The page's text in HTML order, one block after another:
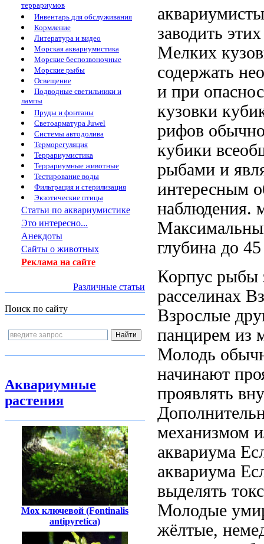
террариумов
Инвентарь для обслуживания
Кормление
Литература и видео
Морская аквариумистика
Морские беспозвоночные
Морские рыбы
Освещение
Подводные светильники и
лампы
Пруды и фонтаны
Светоарматура Juwel
Системы автодолива
Терморегуляция
Террариумистика
Террариумные животные
Тестирование воды
Фильтрация и стерилизация
Экзотические птицы
Статьи по аквариумистике
Это интересно...
Анекдоты
Сайты о животных
Реклама на сайте
Различные статьи
Поиск по сайту
Аквариумные
растения
Мох ключевой (Fontinalis
antipyretica)
заводить
Мелких
содержать
и при
кузовки
рифов
кубики
рыбами и
интересным
наблюдения.
глубина до
Корпус рыбы
расселинах
Взрослые
панцирем из
Молодь
начинают
проявлять
механизмом
аквариума
аквариума
выделять
Молодые
жёлтые,